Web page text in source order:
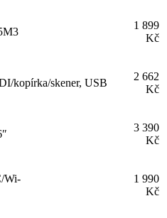
1 899
Kč
kopírka/skener, USB
2 662
Kč
3 390
Kč
Wi-
1 990
Kč